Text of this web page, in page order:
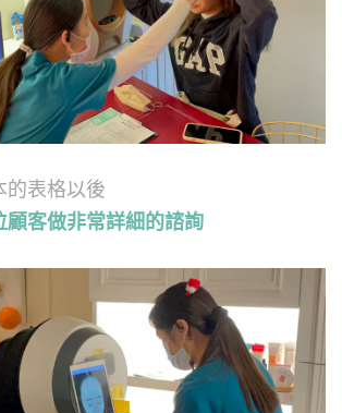
的表格以後
顧客做非常詳細的諮詢